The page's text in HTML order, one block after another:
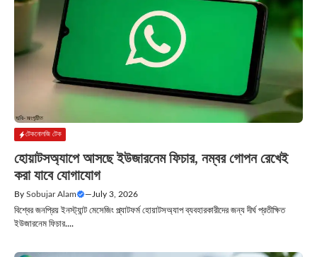
টেকনোলজি টেক
হোয়াটসঅ্যাপে আসছে ইউজারনেম ফিচার, নম্বর গোপন রেখেই
করা যাবে যোগাযোগ
By Sobujar Alam — July 3, 2026
বিশ্বের জনপ্রিয় ইনস্ট্যান্ট মেসেজিং প্ল্যাটফর্ম হোয়াটসঅ্যাপ ব্যবহারকারীদের জন্য দীর্ঘ প্রতীক্ষিত
ইউজারনেম ফিচার....